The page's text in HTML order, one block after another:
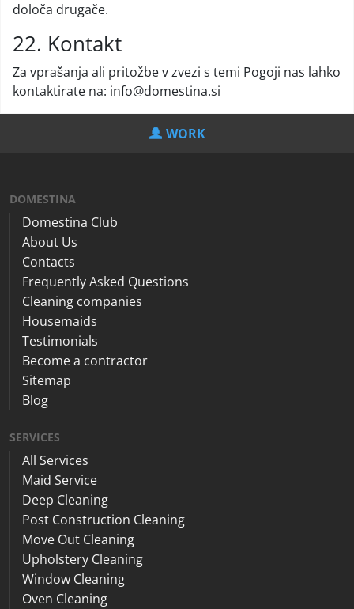
določa drugače.
22. Kontakt
Za vprašanja ali pritožbe v zvezi s temi Pogoji nas lahko
kontaktirate na: info@domestina.si
WORK
DOMESTINA
Domestina Club
About Us
Contacts
Frequently Asked Questions
Cleaning companies
Housemaids
Testimonials
Become a contractor
Sitemap
Blog
SERVICES
All Services
Maid Service
Deep Cleaning
Post Construction Cleaning
Move Out Cleaning
Upholstery Cleaning
Window Cleaning
Oven Cleaning